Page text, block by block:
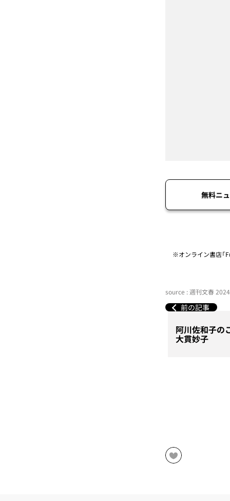
無料ニ
※オンライン書店「
source : 週刊文春
前の記事
阿川佐和子
大貫妙子